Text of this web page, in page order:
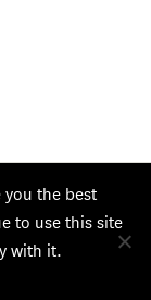
you the best
to use this site
with it.